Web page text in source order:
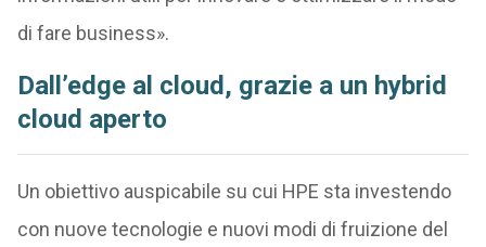
di fare business».
Dall’edge al cloud, grazie a un hybrid
cloud aperto
Un obiettivo auspicabile su cui HPE sta investendo
con nuove tecnologie e nuovi modi di fruizione del